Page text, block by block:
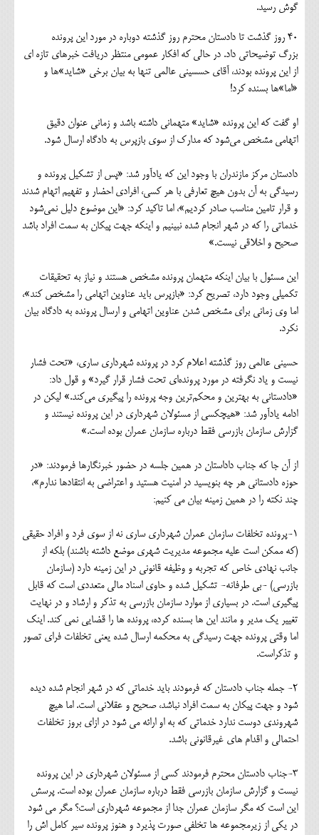
گوش رسید.
40 روز گذشت تا دادستان محترم روز گذشته دوباره در مورد این پرونده
بزرگ توضیحاتی داد. در حالی که افکار عمومی منتظر دریافت خبرهای تازه ای
از این پرونده بودند، آقای حسسینی عالمی تنها به بیان برخی «شاید»ها و
«اما»ها بسنده کرد!
او گفت که این پرونده «شاید» متهمانی داشته باشد و زمانی عنوان دقیق
اتهامی مشخص می‌شود که مدارک از سوی بازپرس به دادگاه ارسال شود.
دادستان مرکز مازندران با وجود این که یادآور شد: «پس از تشکیل پرونده و
رسیدگی به آن بدون هیچ تعارفی با هر کسی، افرادی احضار و تفهیم اتهام شدند
و قرار تامین مناسب صادر کردیم»، اما تاکید کرد: «این موضوع دلیل نمی‌شود
خدماتی را که در شهر انجام شده نبینیم و اینکه جهت پیکان به سمت افراد باشد
صحیح و اخلاقی نیست.»
این مسئول با بیان اینکه متهمان پرونده مشخص هستند و نیاز به تحقیقات
تکمیلی وجود دارد، تصریح کرد: «بازپرس باید عناوین اتهامی را مشخص کند»،
اما وی زمانی برای مشخص شدن عناوین اتهامی و ارسال پرونده به دادگاه بیان
نکرد.
حسینی عالمی روز گذشته اعلام کرد در پرونده شهرداری ساری، «تحت فشار
نیست و یاد نگرفته‌ در مورد پرونده‌ای تحت فشار قرار گیرد» و قول داد:
«دادستانی به بهترین و محکم‌ترین وجه پرونده را پیگیری می‌کند.» لیکن در
ادامه یادآور شد: «هیچکسی از مسئولان شهرداری در این پرونده نیستند و
گزارش سازمان بازرسی فقط درباره سازمان عمران بوده است.»
از آن جا که جناب داداستان در همین جلسه در حضور خبرنگارها فرمودند: «در
حوزه دادستانی هر چه بنویسید در امنیت هستید و اعتراضی به انتقادها ندارم»،
چند نکته را در همین زمینه بیان می کنیم:
1-پرونده تخلفات سازمان عمران شهرداری ساری نه از سوی فرد و افراد حقیقی
(که ممکن است علیه مجموعه مدیریت شهری موضع داشته باشند) بلکه از
جانب نهادی خاص که تجربه و وظیفه قانونی در این زمینه دارد (سازمان
بازرسی) -بی طرفانه- تشکیل شده و حاوی اسناد مالی متعددی است که قابل
پیگیری است. در بسیاری از موارد سازمان بازرسی به تذکر و ارشاد و در نهایت
تغییر یک مدیر و مانند این ها بسنده کرده، پرونده ها را قضایی نمی کند. اینک
اما وقتی پرونده جهت رسیدگی به محکمه ارسال شده یعنی تخلفات فرای تصور
و تذکراست.
2- جمله جناب دادستان که فرمودند باید خدماتی که در شهر انجام شده دیده
شود و جهت پیکان به سمت افراد نباشد، صحیح و عقلانی است. اما هیچ
شهروندی دوست ندارد خدماتی که به او ارائه می شود در ازای بروز تخلفات
احتمالی و اقدام های غیرقانونی باشد.
3-جناب دادستان محترم فرمودند کسی از مسئولان شهرداری در این پرونده
نیست و گزارش سازمان بازرسی فقط درباره سازمان عمران بوده است. پرسش
این است که مگر سازمان عمران جدا از مجموعه شهرداری است؟ مگر می شود
در یکی از زیرمجموعه ها تخلفی صورت پذیرد و هنوز پرونده سیر کامل اش را